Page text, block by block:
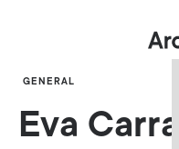
GENERAL
Eva